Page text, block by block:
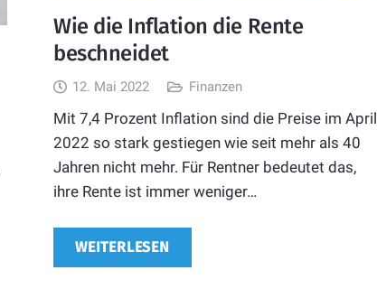
Wie die Inflation die Rente
beschneidet
12. Mai 2022 Finanzen
Mit 7,4 Prozent Inflation sind die Preise im April
2022 so stark gestiegen wie seit mehr als 40
Jahren nicht mehr. Für Rentner bedeutet das,
ihre Rente ist immer weniger…
WEITERLESEN